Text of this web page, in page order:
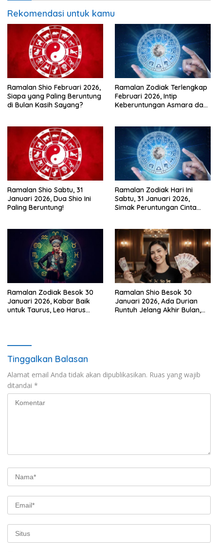
Rekomendasi untuk kamu
Ramalan Shio Februari 2026,
Siapa yang Paling Beruntung
di Bulan Kasih Sayang?
Ramalan Zodiak Terlengkap
Februari 2026, Intip
Keberuntungan Asmara dan
Ramalan Shio Sabtu, 31
Januari 2026, Dua Shio Ini
Paling Beruntung!
Ramalan Zodiak Hari Ini
Sabtu, 31 Januari 2026,
Simak Peruntungan Cinta
Ramalan Zodiak Besok 30
Januari 2026, Kabar Baik
untuk Taurus, Leo Harus
Ramalan Shio Besok 30
Januari 2026, Ada Durian
Runtuh Jelang Akhir Bulan,
Tinggalkan Balasan
Alamat email Anda tidak akan dipublikasikan. Ruas yang wajib
ditandai *